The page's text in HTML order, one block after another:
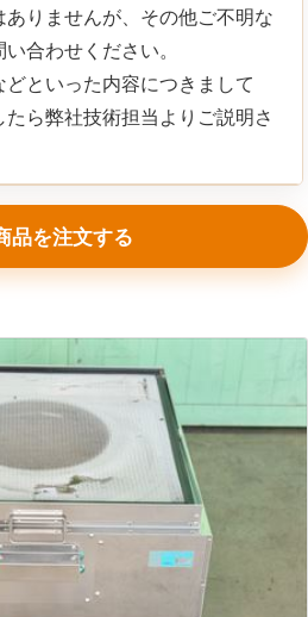
りませんが、その他ご不明な
合わせください。
といった内容につきまして
ら弊社技術担当よりご説明さ
品を注文する